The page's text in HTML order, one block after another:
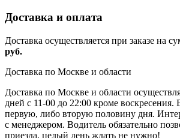
Доставка и оплата
Доставка осуществляется при заказе на
руб.
Доставка по Москве и области
Доставка по Москве и области
дней с 11-00 до 22:00 кроме
первую, либо вторую половину дня.
с менеджером. Водитель обязательно
приезда, целый день ждать не нужно!